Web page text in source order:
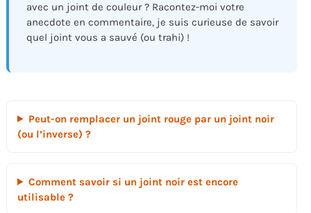
avec un joint de couleur ? Racontez-moi votre
anecdote en commentaire, je suis curieuse de savoir
quel joint vous a sauvé (ou trahi) !
Peut-on remplacer un joint rouge par un joint noir
(ou l’inverse) ?
Comment savoir si un joint noir est encore
utilisable ?